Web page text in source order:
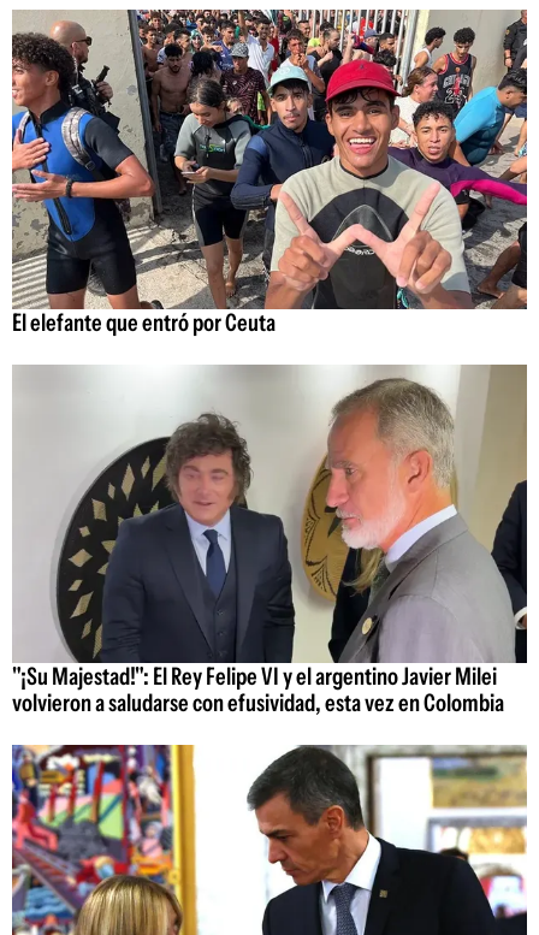
El elefante que entró por Ceuta
"¡Su Majestad!": El Rey Felipe VI y el argentino Javier Milei
volvieron a saludarse con efusividad, esta vez en Colombia